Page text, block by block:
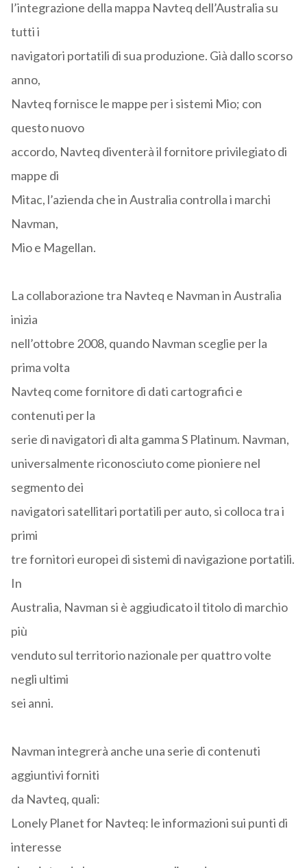
l’integrazione della mappa Navteq dell’Australia su
tutti i
navigatori portatili di sua produzione. Già dallo scorso
anno,
Navteq fornisce le mappe per i sistemi Mio; con
questo nuovo
accordo, Navteq diventerà il fornitore privilegiato di
mappe di
Mitac, l’azienda che in Australia controlla i marchi
Navman,
Mio e Magellan.
La collaborazione tra Navteq e Navman in Australia
inizia
nell’ottobre 2008, quando Navman sceglie per la
prima volta
Navteq come fornitore di dati cartografici e
contenuti per la
serie di navigatori di alta gamma S Platinum. Navman,
universalmente riconosciuto come pioniere nel
segmento dei
navigatori satellitari portatili per auto, si colloca tra i
primi
tre fornitori europei di sistemi di navigazione portatili.
In
Australia, Navman si è aggiudicato il titolo di marchio
più
venduto sul territorio nazionale per quattro volte
negli ultimi
sei anni.
Navman integrerà anche una serie di contenuti
aggiuntivi forniti
da Navteq, quali:
Lonely Planet for Navteq: le informazioni sui punti di
interesse